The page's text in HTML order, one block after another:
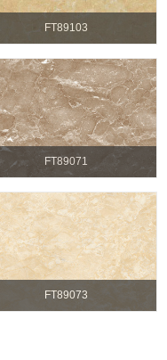
FT89103
FT89071
FT89073